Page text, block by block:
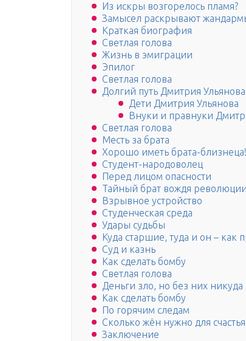
Из искры возгорелось пламя?
Замысел раскрывают
Краткая биография
Светлая голова
Жизнь в эмиграции
Эпилог
Светлая голова
Долгий путь Дмитрия Ульянова
Дети Дмитрия Ульянова
Внуки и правнуки
Светлая голова
Месть за брата
Хорошо иметь брата-близнеца!
Студент-народоволец
Перед лицом опасности
Тайный брат вождя революции
Взрывное устройство
Студенческая среда
Удары судьбы
Куда старшие, туда и он – как
Суд и казнь
Как сделать бомбу
Светлая голова
Деньги зло, но без них никуда
Как сделать бомбу
По горячим следам
Сколько жён нужно для
Заключение